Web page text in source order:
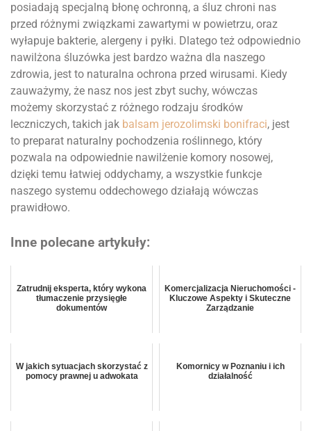
posiadają specjalną błonę ochronną, a śluz chroni nas
przed różnymi związkami zawartymi w powietrzu, oraz
wyłapuje bakterie, alergeny i pyłki. Dlatego też odpowiednio
nawilżona śluzówka jest bardzo ważna dla naszego
zdrowia, jest to naturalna ochrona przed wirusami. Kiedy
zauważymy, że nasz nos jest zbyt suchy, wówczas
możemy skorzystać z różnego rodzaju środków
leczniczych, takich jak balsam jerozolimski bonifraci, jest
to preparat naturalny pochodzenia roślinnego, który
pozwala na odpowiednie nawilżenie komory nosowej,
dzięki temu łatwiej oddychamy, a wszystkie funkcje
naszego systemu oddechowego działają wówczas
prawidłowo.
Inne polecane artykuły:
Zatrudnij eksperta, który wykona
tłumaczenie przysięgłe
dokumentów
Komercjalizacja Nieruchomości -
Kluczowe Aspekty i Skuteczne
Zarządzanie
W jakich sytuacjach skorzystać z
pomocy prawnej u adwokata
Komornicy w Poznaniu i ich
działalność